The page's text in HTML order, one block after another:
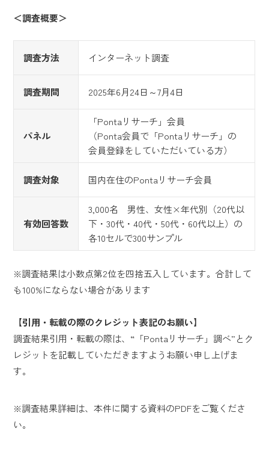
＜調査概要＞
調査方法 インターネット調査
調査期間 2025年6月24日～7月4日
パネル
「Pontaリサーチ」会員
（Ponta会員で「Pontaリサーチ」の
会員登録をしていただいている方）
調査対象 国内在住のPontaリサーチ会員
有効回答数
3,000名 男性、女性×年代別（20代以
下・30代・40代・50代・60代以上）の
各10セルで300サンプル
※調査結果は小数点第2位を四捨五入しています。合計して
も100%にならない場合があります
【引用・転載の際のクレジット表記のお願い】
調査結果引用・転載の際は、“「Pontaリサーチ」調べ”とク
レジットを記載していただきますようお願い申し上げま
す。
※調査結果詳細は、本件に関する資料のPDFをご覧くださ
い。